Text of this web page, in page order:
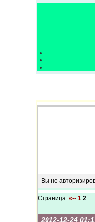
Вы не
Страница: «-- 1 2
2012-12-24